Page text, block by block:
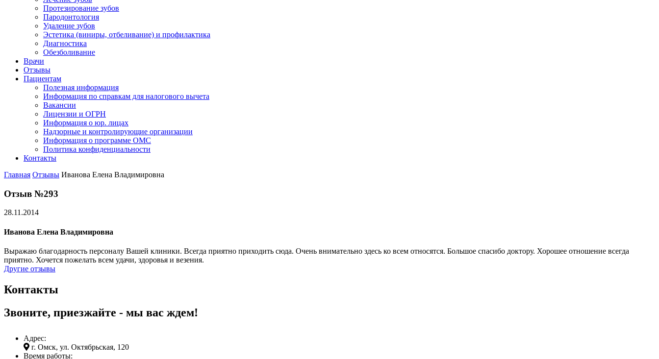
Протезирование зубов
Пародонтология
Удаление зубов
Эстетика (виниры, отбеливание) и профилактика
Диагностика
Обезболивание
Врачи
Отзывы
Пациентам
Полезная информация
Информация по справкам для налогового вычета
Вакансии
Лицензии и ОГРН
Информация о юр. лицах
Надзорные и контролирующие организации
Информация о программе ОМС
Политика конфиденциальности
Контакты
Главная Отзывы Иванова Елена Владимировна
Отзыв №293
28.11.2014
Иванова Елена Владимировна
Выражаю благодарность персоналу Вашей клиники. Всегда приятно приходить сюда. Очень внимательно здесь ко всем относятся. Большое спасибо доктору. Хорошее отношение всегда
приятно. Хочется пожелать всем удачи, здоровья и везения.
Другие отзывы
Контакты
Звоните, приезжайте - мы вас ждем!
Адрес:
г. Омск, ул. Октябрьская, 120
Время работы: